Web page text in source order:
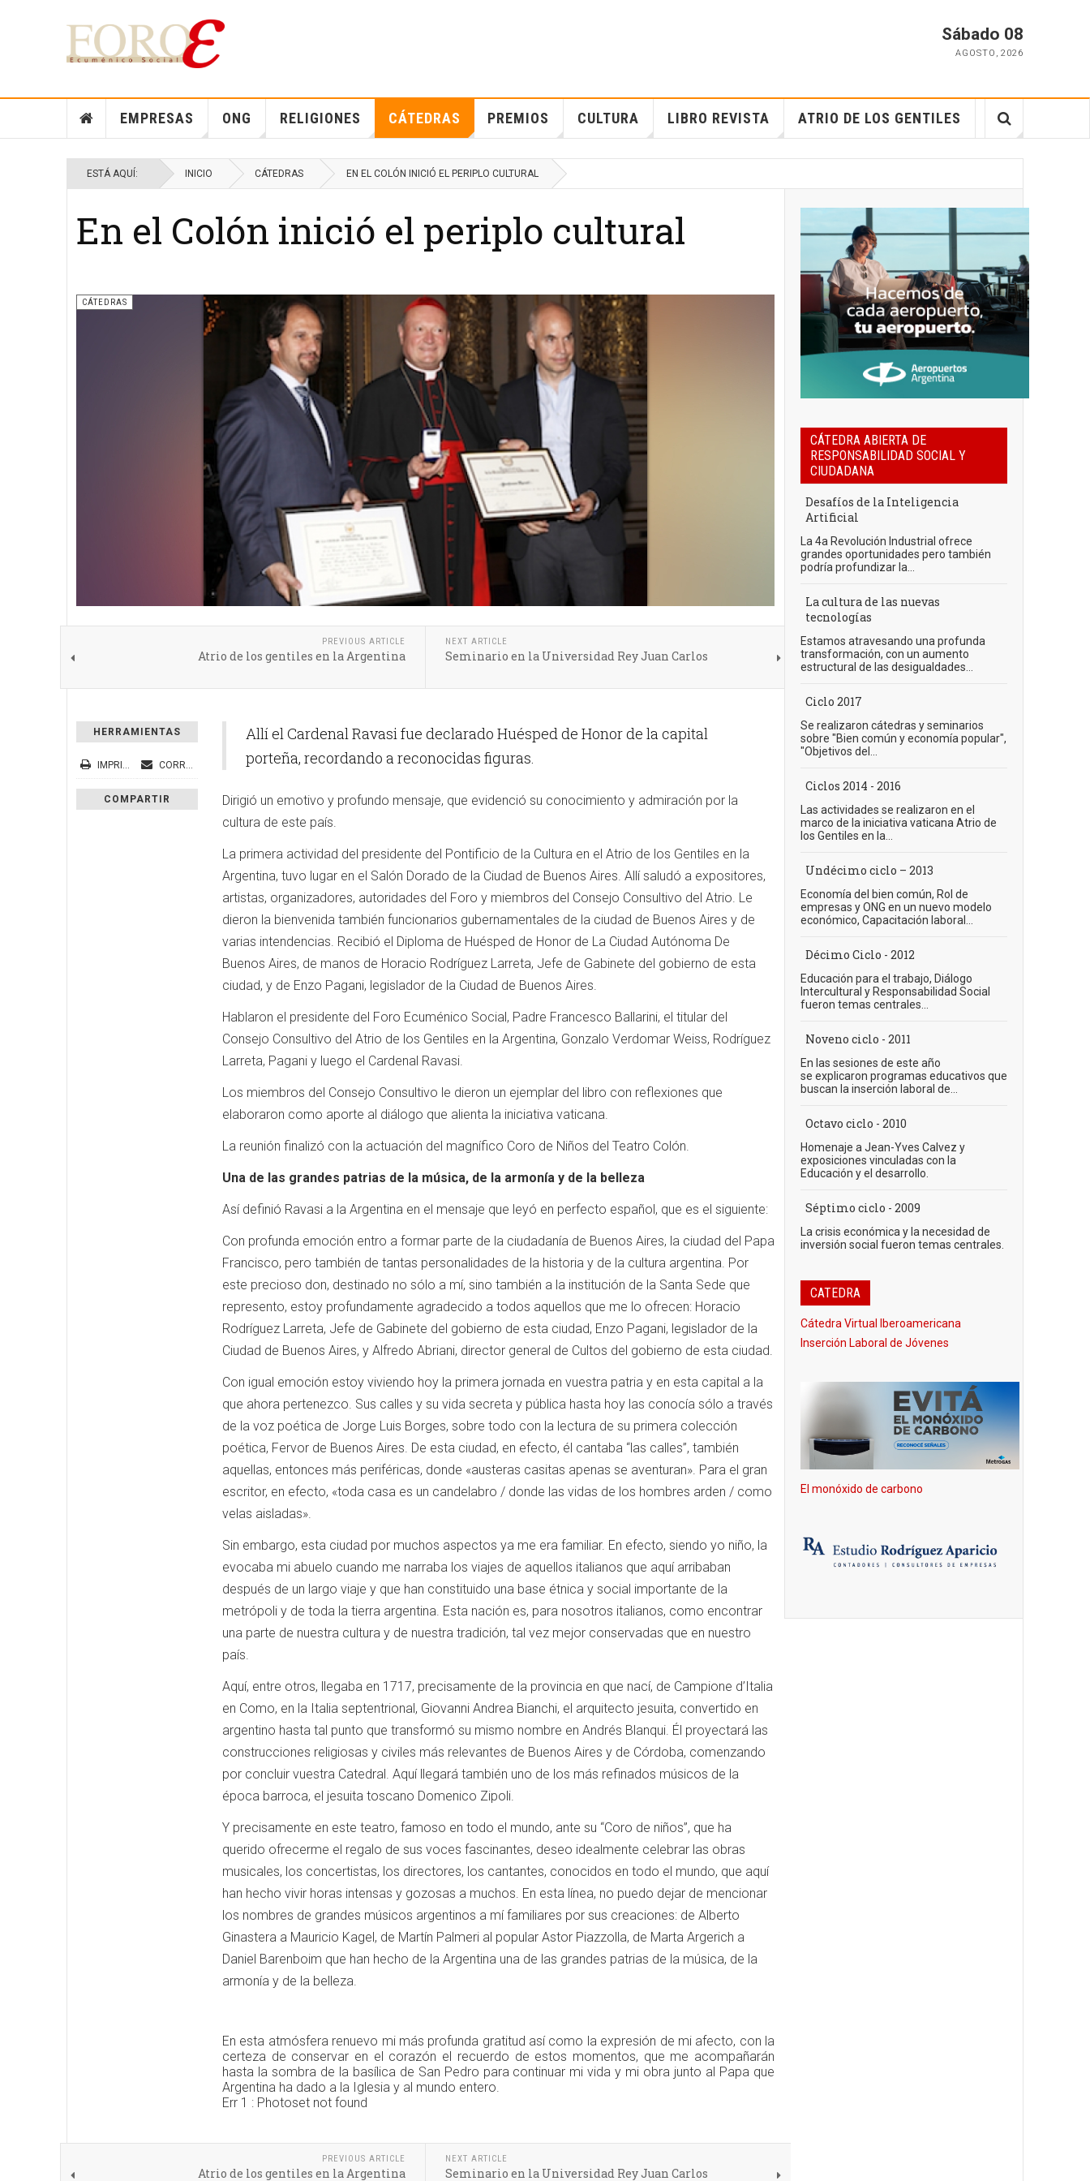
Sábado 08
AGOSTO , 2026
EMPRESAS ONG RELIGIONES CÁTEDRAS PREMIOS CULTURA LIBRO REVISTA ATRIO DE LOS GENTILES
ESTÁ AQUÍ: INICIO CÁTEDRAS EN EL COLÓN INICIÓ EL PERIPLO CULTURAL
En el Colón inició el periplo cultural
CÁTEDRAS
PREVIOUS ARTICLE
Atrio de los gentiles en la Argentina
NEXT ARTICLE
Seminario en la Universidad Rey Juan Carlos
HERRAMIENTAS
IMPRIMIR CORREO ELECTRÓNICO
COMPARTIR
Allí el Cardenal Ravasi fue declarado Huésped de Honor de la capital
porteña, recordando a reconocidas figuras.
Dirigió un emotivo y profundo mensaje, que evidenció su conocimiento y admiración por la
cultura de este país.
La primera actividad del presidente del Pontificio de la Cultura en el Atrio de los Gentiles en la
Argentina, tuvo lugar en el Salón Dorado de la Ciudad de Buenos Aires. Allí saludó a expositores,
artistas, organizadores, autoridades del Foro y miembros del Consejo Consultivo del Atrio. Le
dieron la bienvenida también funcionarios gubernamentales de la ciudad de Buenos Aires y de
varias intendencias. Recibió el Diploma de Huésped de Honor de La Ciudad Autónoma De
Buenos Aires, de manos de Horacio Rodríguez Larreta, Jefe de Gabinete del gobierno de esta
ciudad, y de Enzo Pagani, legislador de la Ciudad de Buenos Aires.
Hablaron el presidente del Foro Ecuménico Social, Padre Francesco Ballarini, el titular del
Consejo Consultivo del Atrio de los Gentiles en la Argentina, Gonzalo Verdomar Weiss, Rodríguez
Larreta, Pagani y luego el Cardenal Ravasi.
Los miembros del Consejo Consultivo le dieron un ejemplar del libro con reflexiones que
elaboraron como aporte al diálogo que alienta la iniciativa vaticana.
La reunión finalizó con la actuación del magnífico Coro de Niños del Teatro Colón.
Una de las grandes patrias de la música, de la armonía y de la belleza
Así definió Ravasi a la Argentina en el mensaje que leyó en perfecto español, que es el siguiente:
Con profunda emoción entro a formar parte de la ciudadanía de Buenos Aires, la ciudad del Papa
Francisco, pero también de tantas personalidades de la historia y de la cultura argentina. Por
este precioso don, destinado no sólo a mí, sino también a la institución de la Santa Sede que
represento, estoy profundamente agradecido a todos aquellos que me lo ofrecen: Horacio
Rodríguez Larreta, Jefe de Gabinete del gobierno de esta ciudad, Enzo Pagani, legislador de la
Ciudad de Buenos Aires, y Alfredo Abriani, director general de Cultos del gobierno de esta ciudad.
Con igual emoción estoy viviendo hoy la primera jornada en vuestra patria y en esta capital a la
que ahora pertenezco. Sus calles y su vida secreta y pública hasta hoy las conocía sólo a través
de la voz poética de Jorge Luis Borges, sobre todo con la lectura de su primera colección
poética, Fervor de Buenos Aires. De esta ciudad, en efecto, él cantaba “las calles”, también
aquellas, entonces más periféricas, donde «austeras casitas apenas se aventuran». Para el gran
escritor, en efecto, «toda casa es un candelabro / donde las vidas de los hombres arden / como
velas aisladas».
Sin embargo, esta ciudad por muchos aspectos ya me era familiar. En efecto, siendo yo niño, la
evocaba mi abuelo cuando me narraba los viajes de aquellos italianos que aquí arribaban
después de un largo viaje y que han constituido una base étnica y social importante de la
metrópoli y de toda la tierra argentina. Esta nación es, para nosotros italianos, como encontrar
una parte de nuestra cultura y de nuestra tradición, tal vez mejor conservadas que en nuestro
país.
Aquí, entre otros, llegaba en 1717, precisamente de la provincia en que nací, de Campione d’Italia
en Como, en la Italia septentrional, Giovanni Andrea Bianchi, el arquitecto jesuita, convertido en
argentino hasta tal punto que transformó su mismo nombre en Andrés Blanqui. Él proyectará las
construcciones religiosas y civiles más relevantes de Buenos Aires y de Córdoba, comenzando
por concluir vuestra Catedral. Aquí llegará también uno de los más refinados músicos de la
época barroca, el jesuita toscano Domenico Zipoli.
Y precisamente en este teatro, famoso en todo el mundo, ante su “Coro de niños”, que ha
querido ofrecerme el regalo de sus voces fascinantes, deseo idealmente celebrar las obras
musicales, los concertistas, los directores, los cantantes, conocidos en todo el mundo, que aquí
han hecho vivir horas intensas y gozosas a muchos. En esta línea, no puedo dejar de mencionar
los nombres de grandes músicos argentinos a mí familiares por sus creaciones: de Alberto
Ginastera a Mauricio Kagel, de Martín Palmeri al popular Astor Piazzolla, de Marta Argerich a
Daniel Barenboim que han hecho de la Argentina una de las grandes patrias de la música, de la
armonía y de la belleza.
En esta atmósfera renuevo mi más profunda gratitud así como la expresión de mi afecto, con la
certeza de conservar en el corazón el recuerdo de estos momentos, que me acompañarán
hasta la sombra de la basílica de San Pedro para continuar mi vida y mi obra junto al Papa que
Argentina ha dado a la Iglesia y al mundo entero.
Err 1 : Photoset not found
PREVIOUS ARTICLE
Atrio de los gentiles en la Argentina
NEXT ARTICLE
Seminario en la Universidad Rey Juan Carlos
CÁTEDRA ABIERTA DE
RESPONSABILIDAD SOCIAL Y
CIUDADANA
Desafíos de la Inteligencia
Artificial
La 4a Revolución Industrial ofrece
grandes oportunidades pero también
podría profundizar la...
La cultura de las nuevas
tecnologías
Estamos atravesando una profunda
transformación, con un aumento
estructural de las desigualdades...
Ciclo 2017
Se realizaron cátedras y seminarios
sobre "Bien común y economía popular",
"Objetivos del...
Ciclos 2014 - 2016
Las actividades se realizaron en el
marco de la iniciativa vaticana Atrio de
los Gentiles en la...
Undécimo ciclo – 2013
Economía del bien común, Rol de
empresas y ONG en un nuevo modelo
económico, Capacitación laboral...
Décimo Ciclo - 2012
Educación para el trabajo, Diálogo
Intercultural y Responsabilidad Social
fueron temas centrales...
Noveno ciclo - 2011
En las sesiones de este año
se explicaron programas educativos que
buscan la inserción laboral de...
Octavo ciclo - 2010
Homenaje a Jean-Yves Calvez y
exposiciones vinculadas con la
Educación y el desarrollo.
Séptimo ciclo - 2009
La crisis económica y la necesidad de
inversión social fueron temas centrales.
CATEDRA
Cátedra Virtual Iberoamericana
Inserción Laboral de Jóvenes
El monóxido de carbono